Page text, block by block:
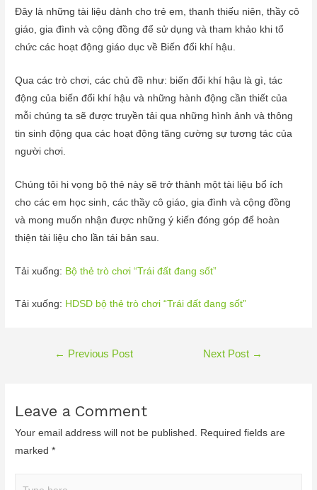
Đây là những tài liệu dành cho trẻ em, thanh thiếu niên, thầy cô
giáo, gia đình và cộng đồng để sử dụng và tham khảo khi tổ
chức các hoạt động giáo dục về Biến đổi khí hậu.
Qua các trò chơi, các chủ đề như: biến đổi khí hậu là gì, tác
động của biến đổi khí hậu và những hành động cần thiết của
mỗi chúng ta sẽ được truyền tải qua những hình ảnh và thông
tin sinh động qua các hoạt động tăng cường sự tương tác của
người chơi.
Chúng tôi hi vọng bộ thẻ này sẽ trở thành một tài liệu bổ ích
cho các em học sinh, các thầy cô giáo, gia đình và cộng đồng
và mong muốn nhận được những ý kiến đóng góp để hoàn
thiện tài liệu cho lần tái bản sau.
Tải xuống: Bộ thẻ trò chơi “Trái đất đang sốt”
Tải xuống: HDSD bộ thẻ trò chơi “Trái đất đang sốt”
← Previous Post Next Post →
Leave a Comment
Your email address will not be published.
Required fields are
marked*